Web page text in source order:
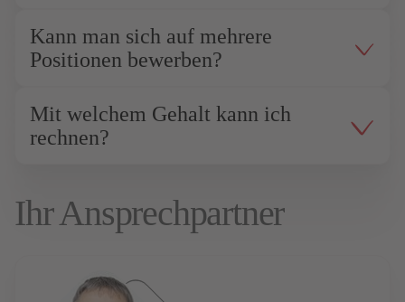
Kann man sich auf mehrere
Positionen bewerben?
Mit welchem Gehalt kann ich
rechnen?
Ihr Ansprechpartner